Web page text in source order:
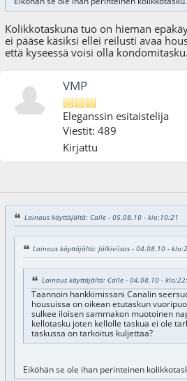
Kolikkotaskuna tuo on hieman
ei pääse käsiksi ellei reilusti avaa
että kyseessä voisi olla kondomitasku.
VMP
Eleganssin esitaistelija
Viestit: 489
Kirjattu
Lainaus käyttäjältä: Calle - 05.08.10 - klo:10:21
Lainaus käyttäjältä: Jälkiviisas - 04.08.10 -
Lainaus käyttäjältä: Calle - 04.08.10 -
Taannoin hankkimissani Canalin
housuissa on oikean etutaskun
sulkee iloisen sammakon muotoinen
kellotasku joten kellolle taskua ei ole
taskussa on tarkoitus kuljettaa?
Eiköhän se ole ihan perinteinen